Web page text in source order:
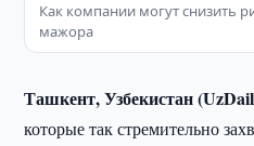
Как компании могут снизить
мажора
Ташкент, Узбекистан
которые так стремительно